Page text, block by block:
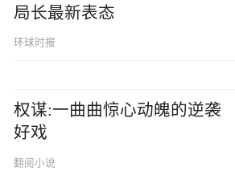
局长最新表态
环球时报
权谋:一曲曲惊心动魄的逆袭
好戏
翻阅小说